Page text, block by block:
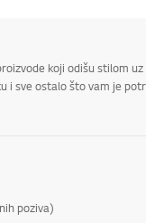
koji odišu stilom
i sve ostalo što vam je
poziva)